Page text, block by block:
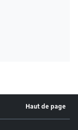
Haut de page